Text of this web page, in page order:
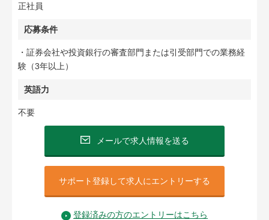
正社員
応募条件
・証券会社や投資銀行の審査部門または引受部門での業務経
験（3年以上）
英語力
不要
メールで求人情報を送る
サポート登録して求人にエントリーする
登録済みの方のエントリーはこちら